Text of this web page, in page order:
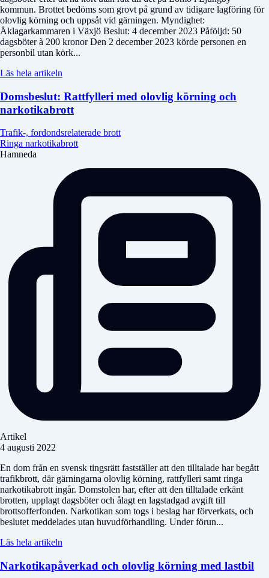
kommun. Brottet bedöms som grovt på grund av tidigare lagföring för
olovlig körning och uppsåt vid gärningen. Myndighet:
Åklagarkammaren i Växjö Beslut: 4 december 2023 Påföljd: 50
dagsböter à 200 kronor Den 2 december 2023 körde personen en
personbil utan körk...
Läs hela artikeln
Domsbeslut: Rattfylleri med olovlig körning och
narkotikabrott
Trafik-, fordondsrelaterade brott
Ringa narkotikabrott
Hamneda
Artikel
4 augusti 2022
En dom från en svensk tingsrätt fastställer att den tilltalade har begått
trafikbrott, där gärningarna olovlig körning, rattfylleri samt ringa
narkotikabrott ingår. Domstolen har, efter att den tilltalade erkänt
brotten, upplagt dagsböter och ålagt en lagstadgad avgift till
brottsofferfonden. Narkotikan som togs i beslag har förverkats, och
beslutet meddelades utan huvudförhandling. Under förun...
Läs hela artikeln
Narkotikapåverkad och olovlig körning med lastbil